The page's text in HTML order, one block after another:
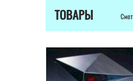
ТОВАРЫ